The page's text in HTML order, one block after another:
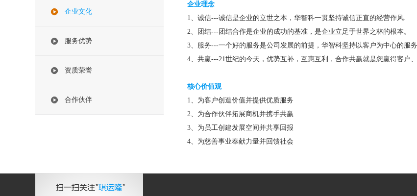
企业文化
服务优势
资质荣誉
合作伙伴
企业理念
1、诚信---诚信是企业的立世之本，华智科一贯坚持诚信正直的经营作风.
2、团结---团结合作是企业的成功的基准，是企业立足于世界之林的根本。
3、服务---一个好的服务是公司发展的前提，华智科坚持以客户为中心的服务
4、共赢---21世纪的今天，优势互补，互惠互利，合作共赢就是您赢得客户
核心价值观
1、为客户创造价值并提供优质服务
2、为合作伙伴拓展商机并携手共赢
3、为员工创建发展空间并共享回报
4、为慈善事业奉献力量并回馈社会